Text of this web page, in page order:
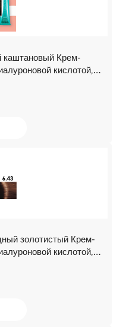
каштановый Крем-
кислотой,
золотистый Крем-
кислотой,